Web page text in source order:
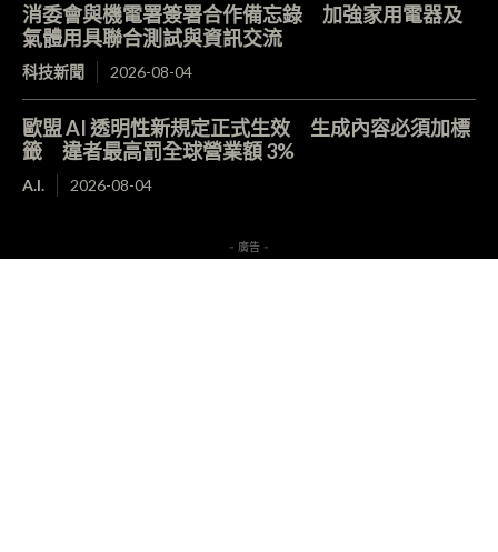
消委會與機電署簽署合作備忘錄 加強家用電器及
氣體用具聯合測試與資訊交流
科技新聞 2026-08-04
歐盟 AI 透明性新規定正式生效 生成內容必須加標
籤 違者最高罰全球營業額 3%
A.I. 2026-08-04
- 廣告 -